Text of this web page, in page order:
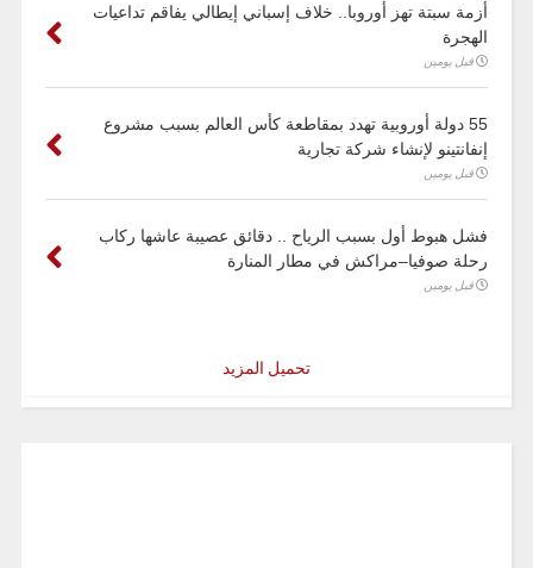
أزمة سبتة تهز أوروبا.. خلاف إسباني إيطالي يفاقم تداعيات
الهجرة
قبل يومين
55 دولة أوروبية تهدد بمقاطعة كأس العالم بسبب مشروع
إنفانتينو لإنشاء شركة تجارية
قبل يومين
فشل هبوط أول بسبب الرياح .. دقائق عصيبة عاشها ركاب
رحلة صوفيا–مراكش في مطار المنارة
قبل يومين
تحميل المزيد